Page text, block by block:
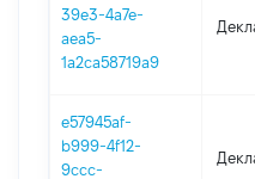
39e3-4a7e-
aea5-
1a2ca58719a9
e57945af-
b999-4f12-
9ccc-